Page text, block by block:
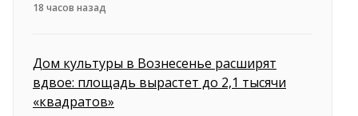
18 часов назад
Дом культуры в Вознесенье расширят
вдвое: площадь вырастет до 2,1 тысячи
«квадратов»